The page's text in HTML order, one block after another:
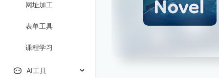
网址加工
表单工具
课程学习
AI工具